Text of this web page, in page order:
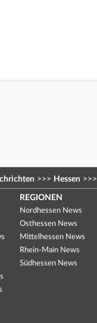
>>> Hessen >>>
REGIONEN
Nordhessen News
Osthessen News
Mittelhessen News
Rhein-Main News
Südhessen News